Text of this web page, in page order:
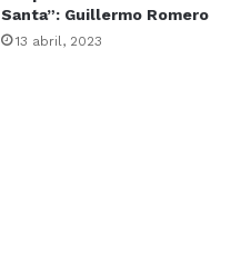
Santa”: Guillermo Romero
13 abril, 2023